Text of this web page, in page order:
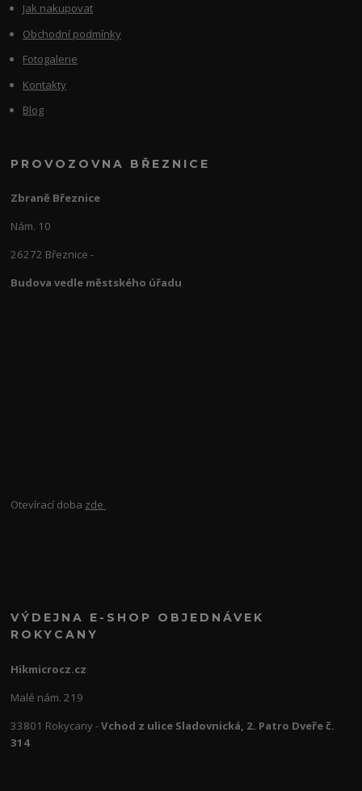
Jak nakupovat
Obchodní podmínky
Fotogalerie
Kontakty
Blog
PROVOZOVNA BŘEZNICE
Zbraně Březnice
Nám. 10
26272 Březnice -
Budova vedle městského úřadu
Otevírací doba zde
VÝDEJNA E-SHOP OBJEDNÁVEK
ROKYCANY
Hikmicrocz.cz
Malé nám. 219
33801 Rokycany -Vchod z ulice Sladovnická, 2. Patro Dveře č.
314